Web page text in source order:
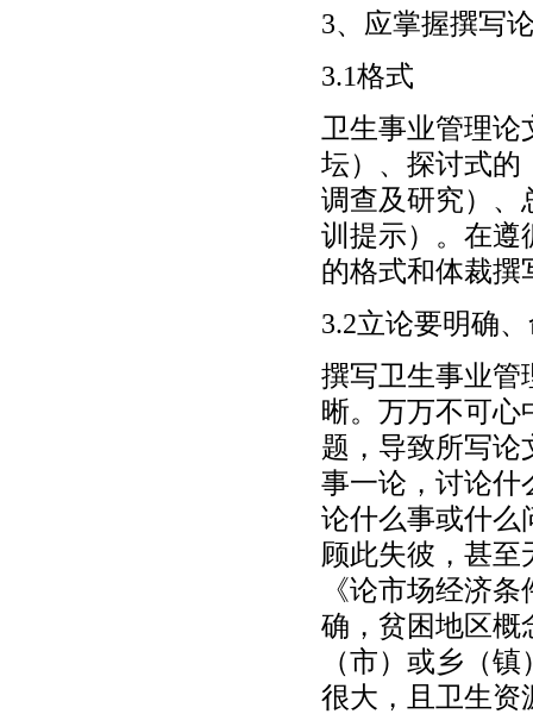
3、应掌握撰写
3.1格式
卫生事业管理
坛）、探讨式的
调查及研究）、
训提示）。在遵
的格式和体裁撰
3.2立论要明确
撰写卫生事业管
晰。万万不可心
题，导致所写论
事一论，讨论什
论什么事或什么
顾此失彼，甚至
《论市场经济
确，贫困地区概
（市）或乡（
很大，且卫生资